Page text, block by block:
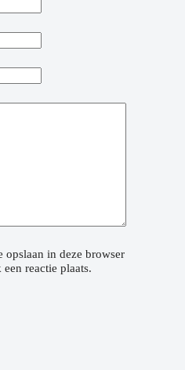
opslaan in deze browser
reactie plaats.